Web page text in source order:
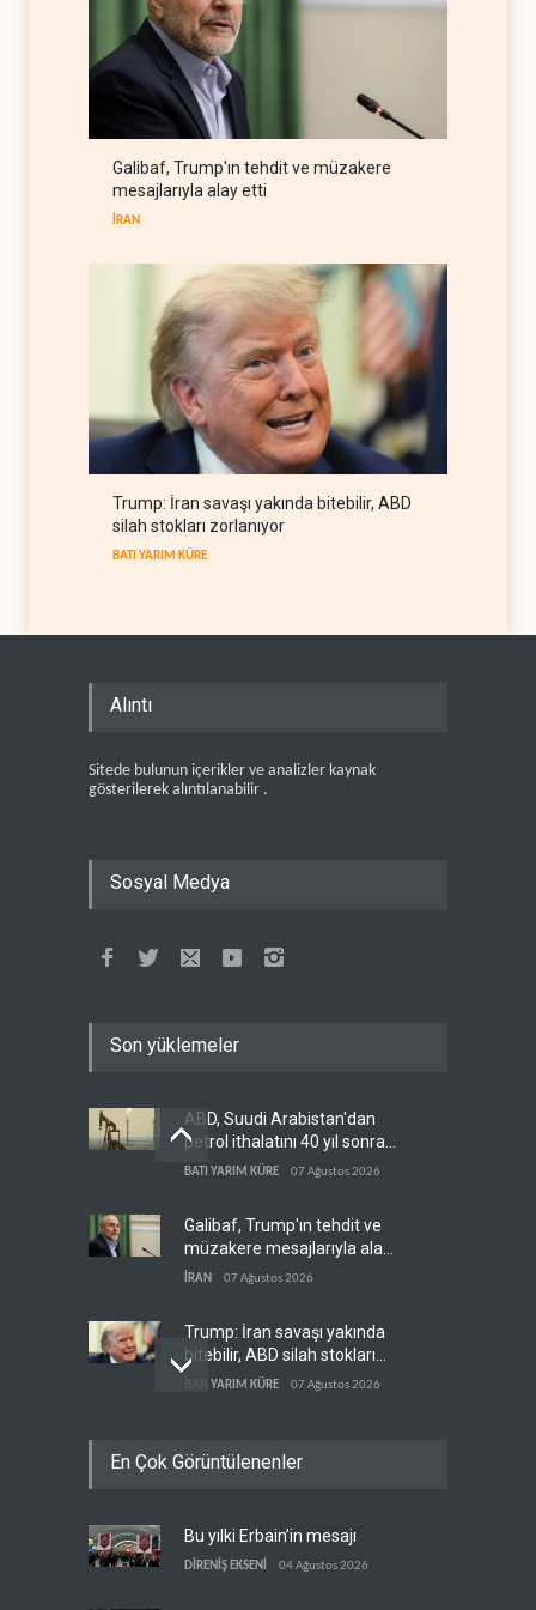
Yemen'den Suudi güçlerine
ağır darbe, yüzlerce asker
öldü
YEMEN 07 Ağustos 2026
rezervlerini son 45 yılın
dibine indirdi
Galibaf, Trump'ın tehdit ve müzakere
mesajlarıyla alay etti
İRAN
Trump: İran savaşı yakında bitebilir, ABD
silah stokları zorlanıyor
BATI YARIM KÜRE
Alıntı
Sitede bulunun içerikler ve analizler kaynak
gösterilerek alıntılanabilir .
Sosyal Medya
Son yüklemeler
ABD, Suudi Arabistan'dan
petrol ithalatını 40 yıl sonra
ilk kez durdurdu
BATI YARIM KÜRE 07 Ağustos 2026
Galibaf, Trump'ın tehdit ve
müzakere mesajlarıyla alay
etti
İRAN 07 Ağustos 2026
Trump: İran savaşı yakında
bitebilir, ABD silah stokları
zorlanıyor
BATI YARIM KÜRE 07 Ağustos 2026
yerine askeri üs projesi
İsrail ordusunda helikopter
krizi
En Çok Görüntülenenler
Bu yılki Erbain’in mesajı
DİRENİŞ EKSENİ 04 Ağustos 2026